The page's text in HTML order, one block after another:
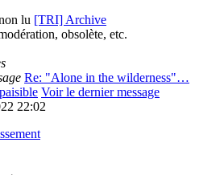
[TRI] Archive
obsolète, etc.
Re: "Alone in the wilderness"…
Voir le dernier message
22:02